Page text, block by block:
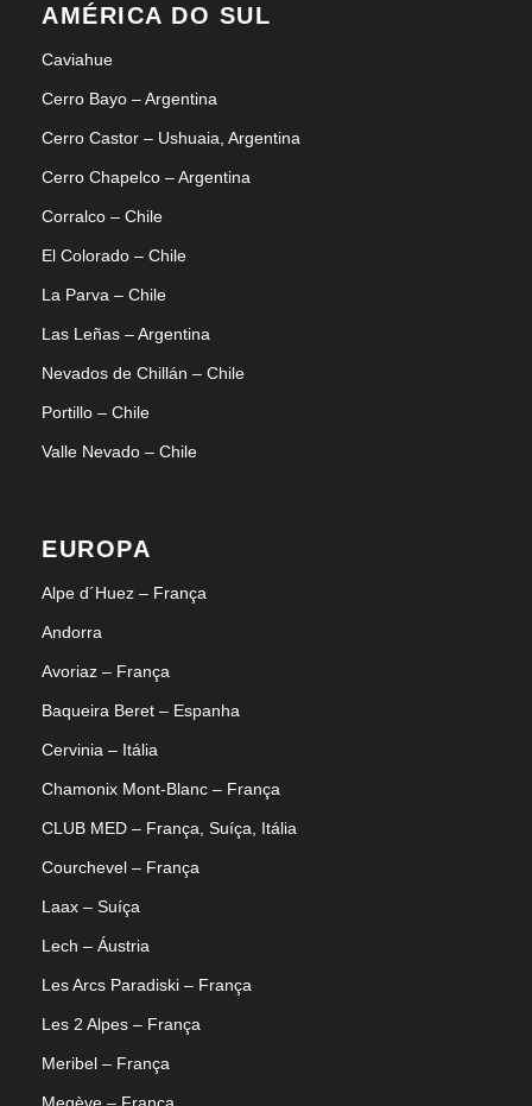
AMÉRICA DO SUL
Caviahue
Cerro Bayo – Argentina
Cerro Castor – Ushuaia, Argentina
Cerro Chapelco – Argentina
Corralco – Chile
El Colorado – Chile
La Parva – Chile
Las Leñas – Argentina
Nevados de Chillán – Chile
Portillo – Chile
Valle Nevado – Chile
EUROPA
Alpe d´Huez – França
Andorra
Avoriaz – França
Baqueira Beret – Espanha
Cervinia – Itália
Chamonix Mont-Blanc – França
CLUB MED – França, Suíça, Itália
Courchevel – França
Laax – Suíça
Lech – Áustria
Les Arcs Paradiski – França
Les 2 Alpes – França
Meribel – França
Megève – França